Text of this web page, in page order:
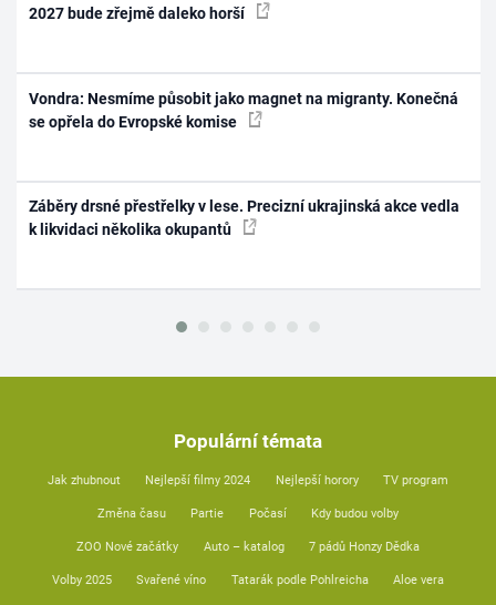
2027 bude zřejmě daleko horší
Vondra: Nesmíme působit jako magnet na migranty. Konečná
se opřela do Evropské komise
Záběry drsné přestřelky v lese. Precizní ukrajinská akce vedla
k likvidaci několika okupantů
Populární témata
Jak zhubnout Nejlepší filmy 2024 Nejlepší horory TV program
Změna času Partie Počasí Kdy budou volby
ZOO Nové začátky Auto – katalog 7 pádů Honzy Dědka
Volby 2025 Svařené víno Tatarák podle Pohlreicha Aloe vera